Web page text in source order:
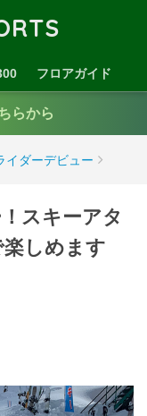
フロアガイド
らから
イダーデビュー
スキーアタ
しめます